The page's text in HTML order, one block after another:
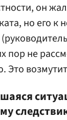
он
но его к
пор не
Это